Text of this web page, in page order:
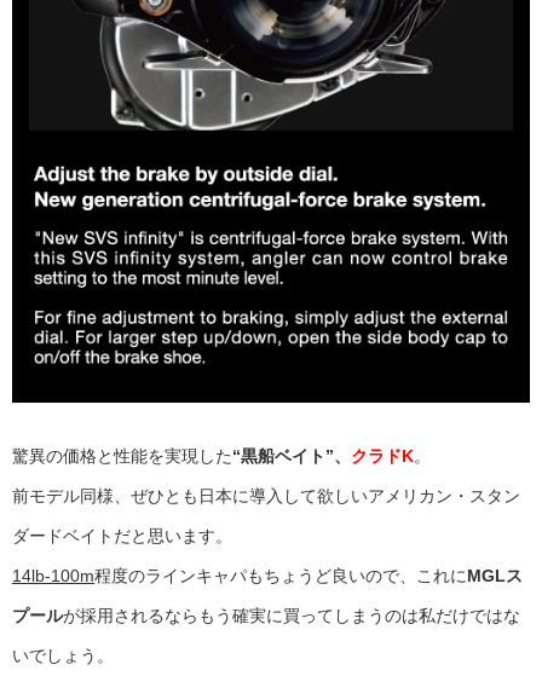
驚異の価格と性能を実現した“黒船ベイト”、 クラドK。
前モデル同様、ぜひとも日本に導入して欲しいアメリカン・スタン
ダードベイトだと思います。
14lb-100m程度のラインキャパもちょうど良いので、これにMGLス
プールが採用されるならもう確実に買ってしまうのは私だけではな
いでしょう。